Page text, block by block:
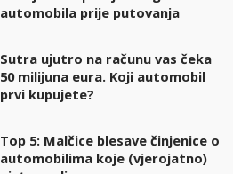
automobila prije putovanja
Sutra ujutro na računu vas čeka
50 milijuna eura. Koji automobil
prvi kupujete?
Top 5: Malčice blesave činjenice o
automobilima koje (vjerojatno)